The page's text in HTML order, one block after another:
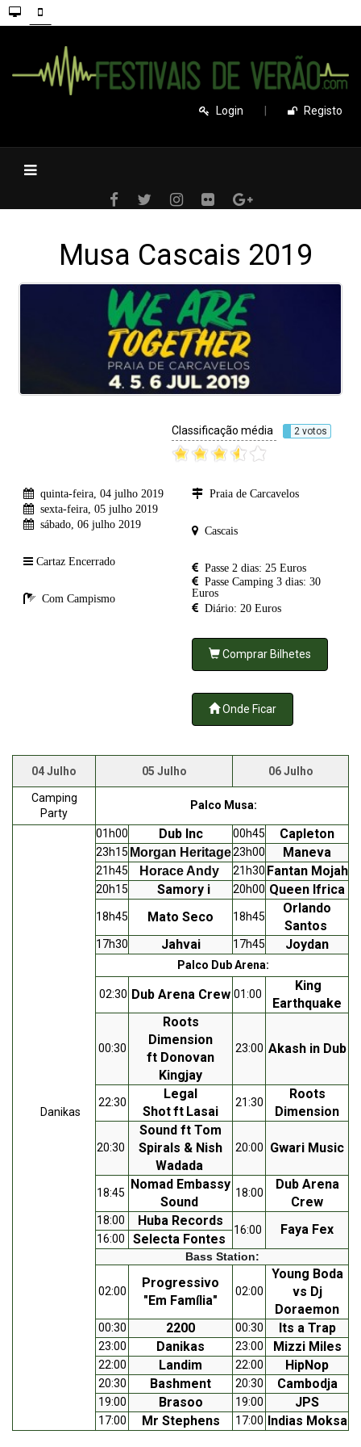
Login Registo
Musa Cascais 2019
Classificação média 2 votos
quinta-feira, 04 julho 2019
sexta-feira, 05 julho 2019
sábado, 06 julho 2019
Cartaz Encerrado
Com Campismo
Praia de Carcavelos
Cascais
Passe 2 dias: 25 Euros
Passe Camping 3 dias: 30
Euros
Diário: 20 Euros
Comprar Bilhetes
Onde Ficar
04 Julho 05 Julho 06 Julho
Camping
Party
Palco Musa:
Danikas
01h00 Dub Inc 00h45 Capleton
23h15 Morgan Heritage23h00 Maneva
21h45 Horace Andy 21h30 Fantan Mojah
20h15 Samory i 20h00 Queen Ifrica
18h45 Mato Seco 18h45
Orlando
Santos
17h30 Jahvai 17h45 Joydan
Palco Dub Arena:
02:30 Dub Arena Crew 01:00
King
Earthquake
00:30
Roots
Dimension
ft Donovan
Kingjay
23:00 Akash in Dub
22:30
Legal
Shotft Lasai
21:30
Roots
Dimension
20:30
Sound ft Tom
Spirals & Nish
Wadada
20:00 Gwari Music
18:45
Nomad Embassy
Sound
18:00
Dub Arena
Crew
18:00 Huba Records
16:00 Faya Fex
16:00 Selecta Fontes
Bass Station:
02:00
Progressivo
"Em Família"
02:00
Young Boda
vs Dj
Doraemon
00:30 2200 00:30 Its a Trap
23:00 Danikas 23:00 Mizzi Miles
22:00 Landim 22:00 HipNop
20:30 Bashment 20:30 Cambodja
19:00 Brasoo 19:00 JPS
17:00 Mr Stephens 17:00 Indias Moksa